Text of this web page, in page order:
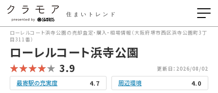
住まいトレンド
ローレルコート浜寺公園の売却査定・購入・相場情報（大阪府堺市西区浜寺公園町3丁
目311番）
ローレルコート浜寺公園
3.9 更新日：2026/08/02
最寄駅の充実度 4.7 周辺環境 4.0